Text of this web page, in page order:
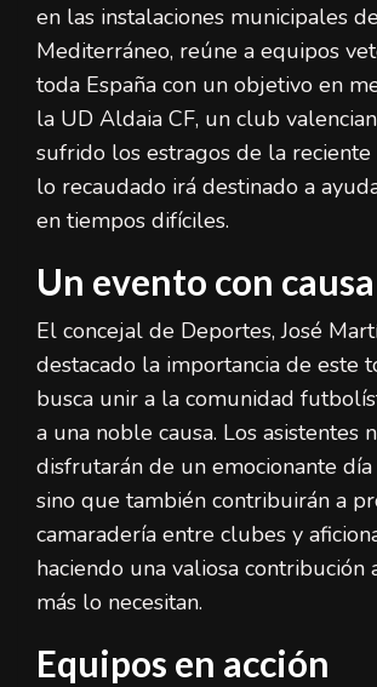
en las instalaciones municipales
Mediterráneo, reúne a equipos
toda España con un objetivo en
la UD Aldaia CF, un club
sufrido los estragos de la
lo recaudado irá destinado a
en tiempos difíciles.
Un evento con causa
El concejal de Deportes, José
destacado la importancia de este
busca unir a la comunidad
a una noble causa. Los asistentes
disfrutarán de un emocionante
sino que también contribuirán a
camaradería entre clubes y
haciendo una valiosa contribución
más lo necesitan.
Equipos en acción